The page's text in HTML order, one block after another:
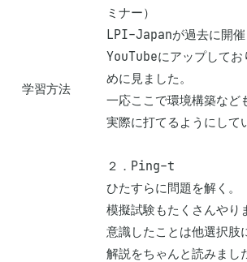
学習方法
ミナー）
LPI-Japanが過去に開催
YouTubeにアップしてお
めに見ました。
一応ここで環境構築など
実際に打てるようにして
２．Ping-t
ひたすらに問題を解く。
模擬試験もたくさんやり
意識したことは他選択肢
解説をちゃんと読みまし